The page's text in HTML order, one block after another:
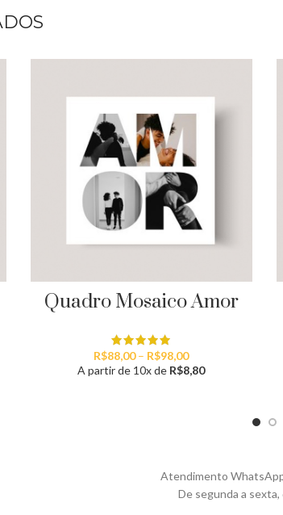
Quadro Mosaico Amor
R$88,00 – R$98,00Faixa
de
A partir de 10x de R$8,80
Atendimento
De segunda a sexta,